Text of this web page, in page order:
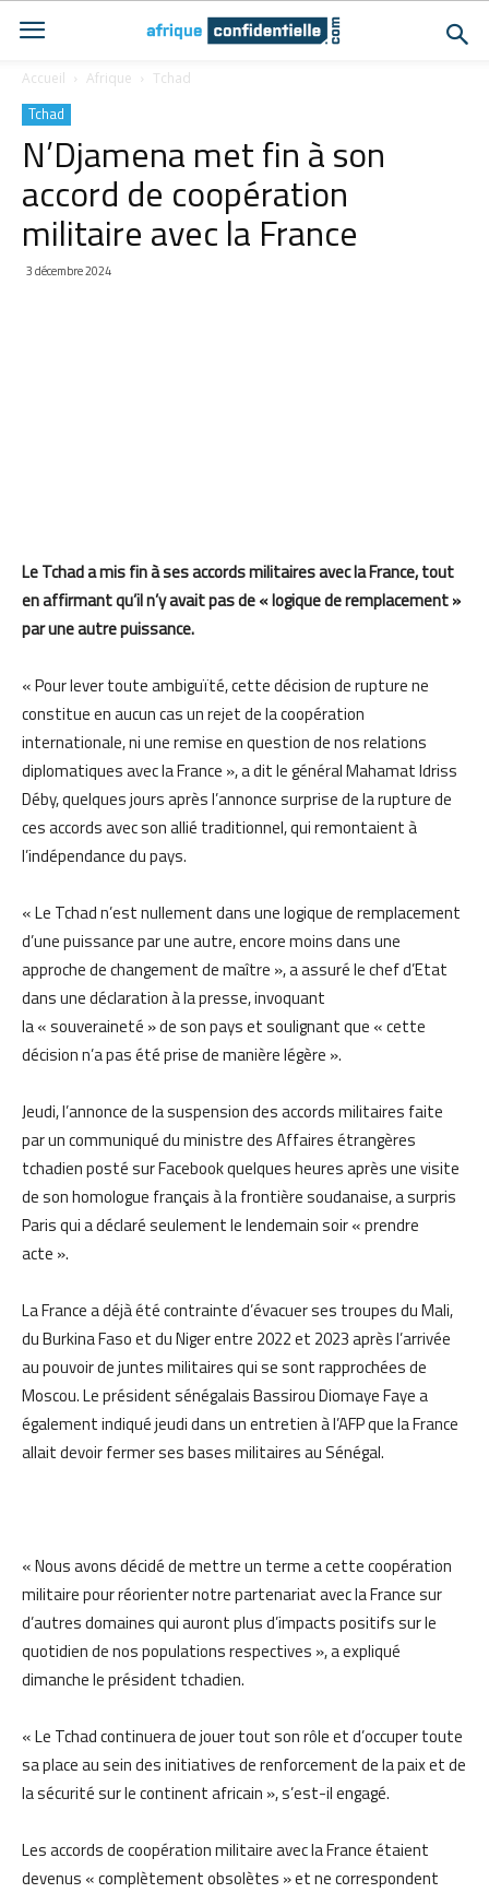
Accueil Afrique Tchad
Tchad
N’Djamena met fin à son
accord de coopération
militaire avec la France
3 décembre 2024
Le Tchad a mis fin à ses accords militaires avec la France, tout
en affirmant qu’il n’y avait pas de « logique de remplacement »
par une autre puissance.
« Pour lever toute ambiguïté, cette décision de rupture ne
constitue en aucun cas un rejet de la coopération
internationale, ni une remise en question de nos relations
diplomatiques avec la France », a dit le général Mahamat Idriss
Déby, quelques jours après l’annonce surprise de la rupture de
ces accords avec son allié traditionnel, qui remontaient à
l’indépendance du pays.
« Le Tchad n’est nullement dans une logique de remplacement
d’une puissance par une autre, encore moins dans une
approche de changement de maître », a assuré le chef d’Etat
dans une déclaration à la presse, invoquant
la « souveraineté » de son pays et soulignant que « cette
décision n’a pas été prise de manière légère ».
Jeudi, l’annonce de la suspension des accords militaires faite
par un communiqué du ministre des Affaires étrangères
tchadien posté sur Facebook quelques heures après une visite
de son homologue français à la frontière soudanaise, a surpris
Paris qui a déclaré seulement le lendemain soir « prendre
acte ».
La France a déjà été contrainte d’évacuer ses troupes du Mali,
du Burkina Faso et du Niger entre 2022 et 2023 après l’arrivée
au pouvoir de juntes militaires qui se sont rapprochées de
Moscou. Le président sénégalais Bassirou Diomaye Faye a
également indiqué jeudi dans un entretien à l’AFP que la France
allait devoir fermer ses bases militaires au Sénégal.
« Nous avons décidé de mettre un terme a cette coopération
militaire pour réorienter notre partenariat avec la France sur
d’autres domaines qui auront plus d’impacts positifs sur le
quotidien de nos populations respectives », a expliqué
dimanche le président tchadien.
« Le Tchad continuera de jouer tout son rôle et d’occuper toute
sa place au sein des initiatives de renforcement de la paix et de
la sécurité sur le continent africain », s’est-il engagé.
Les accords de coopération militaire avec la France étaient
devenus « complètement obsolètes » et ne correspondent